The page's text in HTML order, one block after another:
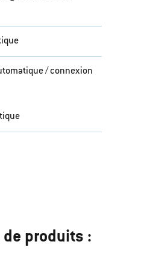
/ connexion
produits :